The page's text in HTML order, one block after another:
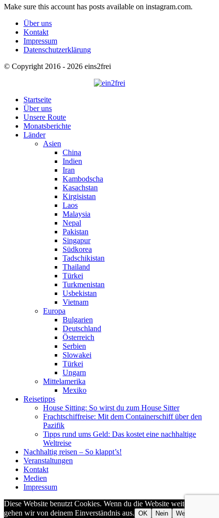
Make sure this account has posts available on instagram.com.
Über uns
Kontakt
Impressum
Datenschutzerklärung
© Copyright 2016 - 2026 eins2frei
Startseite
Über uns
Unsere Route
Monatsberichte
Länder
Asien
China
Indien
Iran
Kambodscha
Kasachstan
Kirgisistan
Laos
Malaysia
Nepal
Pakistan
Singapur
Südkorea
Tadschikistan
Thailand
Türkei
Turkmenistan
Usbekistan
Vietnam
Europa
Bulgarien
Deutschland
Österreich
Serbien
Slowakei
Türkei
Ungarn
Mittelamerika
Mexiko
Reisetipps
House Sitting: So wirst du zum House Sitter
Frachtschiffreise: Mit dem Containerschiff über den
Pazifik
Tipps rund ums Geld: Das kostet eine nachhaltige
Weltreise
Nachhaltig reisen – So klappt’s!
Veranstaltungen
Kontakt
Medien
Impressum
Diese Website benutzt Cookies. Wenn du die Website weiter nutzt,
gehen wir von deinem Einverständnis aus. OK Nein Weiterlesen